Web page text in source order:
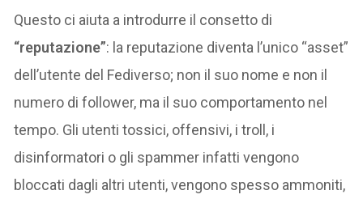
Questo ci aiuta a introdurre il consetto di
“reputazione”: la reputazione diventa l’unico “asset”
dell’utente del Fediverso; non il suo nome e non il
numero di follower, ma il suo comportamento nel
tempo. Gli utenti tossici, offensivi, i troll, i
disinformatori o gli spammer infatti vengono
bloccati dagli altri utenti, vengono spesso ammoniti,